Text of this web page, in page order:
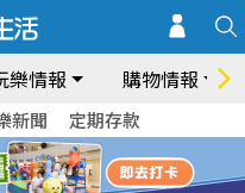
樂情報 購物情報
新聞 定期存款